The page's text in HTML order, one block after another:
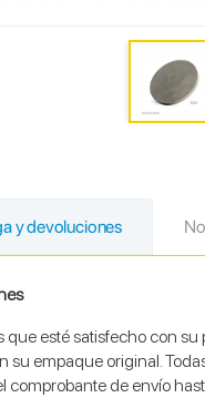
y devoluciones
que esté satisfecho con
su empaque original.
comprobante de envío